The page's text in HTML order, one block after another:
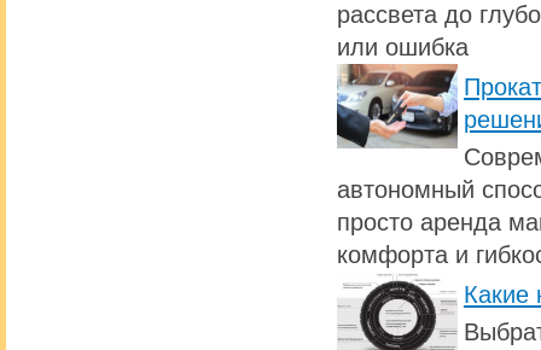
рассвета до
или ошибка
автономный
просто аренда
комфорта и
Какие